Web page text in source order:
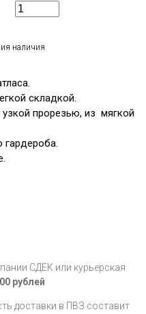
наличия
складкой.
узкой прорезью, из мягкой
гардероба.
СДЕК или курьерская
рублей
доставки в ПВЗ составит